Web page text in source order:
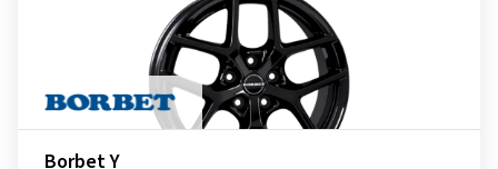
Borbet Y